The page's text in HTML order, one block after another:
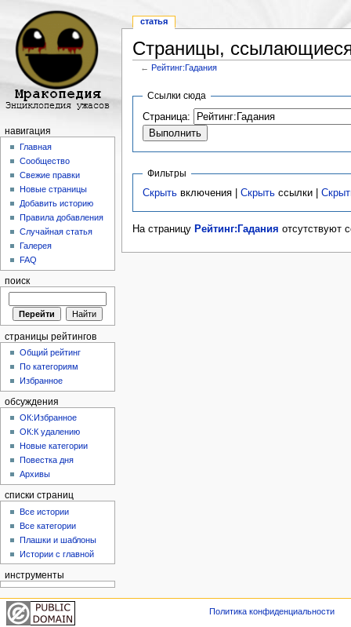
Страницы,
←Рейтинг:Гадания
Ссылки сюда
Страница:
Фильтры
Скрыть включения |Скрыть ссылки |
На страницу Рейтинг:Гадания отсутствуют
статья
навигация
Главная
Сообщество
Свежие правки
Новые страницы
Добавить историю
Правила добавления
Случайная статья
Галерея
FAQ
поиск
страницы рейтингов
Общий рейтинг
По категориям
Избранное
обсуждения
ОК:Избранное
ОК:К удалению
Новые категории
Повестка дня
Архивы
списки страниц
Все истории
Все категории
Плашки и шаблоны
Истории с главной
инструменты
Политика конфиденциальности